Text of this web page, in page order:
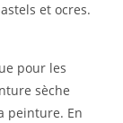
et ocres.
pour les
sèche
peinture. En